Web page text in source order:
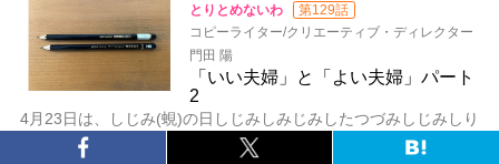
とりとめないわ
第129話
コピーライター/クリエーティブ・ディレクター
門田 陽
「いい夫婦」と「よい夫婦」パート
2
4月23日は、しじみ(蜆)の日しじみしみじみしたつづみしじみしり
ごみしりつぼみしじみしたしみしょうじょしゅみ 4月24日は、し
ぶしの日※2006年鹿児島県志布志